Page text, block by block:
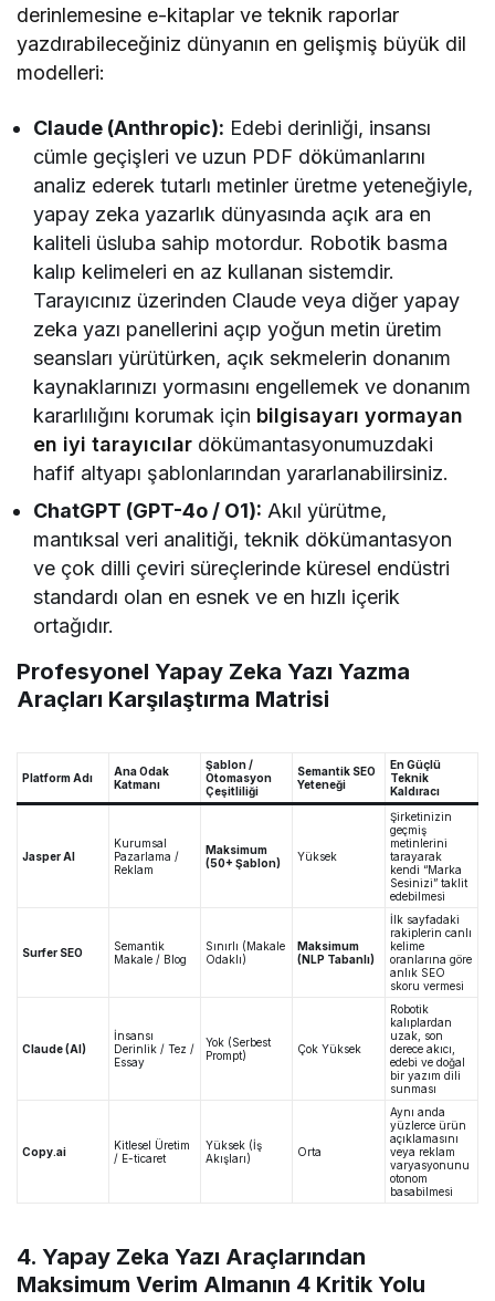
derinlemesine e-kitaplar ve teknik raporlar
yazdırabileceğiniz dünyanın en gelişmiş büyük dil
modelleri:
Claude (Anthropic): Edebi derinliği, insansı
cümle geçişleri ve uzun PDF dökümanlarını
analiz ederek tutarlı metinler üretme yeteneğiyle,
yapay zeka yazarlık dünyasında açık ara en
kaliteli üsluba sahip motordur. Robotik basma
kalıp kelimeleri en az kullanan sistemdir.
Tarayıcınız üzerinden Claude veya diğer yapay
zeka yazı panellerini açıp yoğun metin üretim
seansları yürütürken, açık sekmelerin donanım
kaynaklarınızı yormasını engellemek ve donanım
kararlılığını korumak için bilgisayarı yormayan
en iyi tarayıcılar dökümantasyonumuzdaki
hafif altyapı şablonlarından yararlanabilirsiniz.
ChatGPT (GPT-4o / O1): Akıl yürütme,
mantıksal veri analitiği, teknik dökümantasyon
ve çok dilli çeviri süreçlerinde küresel endüstri
standardı olan en esnek ve en hızlı içerik
ortağıdır.
Profesyonel Yapay Zeka Yazı Yazma
Araçları Karşılaştırma Matrisi
Platform Adı
Ana Odak
Katmanı
Şablon /
Otomasyon
Çeşitliliği
Semantik SEO
Yeteneği
En Güçlü
Teknik
Kaldıracı
Jasper AI
Kurumsal
Pazarlama /
Reklam
Maksimum
(50+ Şablon)
Yüksek
Şirketinizin
geçmiş
metinlerini
tarayarak
kendi “Marka
Sesinizi” taklit
edebilmesi
Surfer SEO
Semantik
Makale / Blog
Sınırlı (Makale
Odaklı)
Maksimum
(NLP Tabanlı)
İlk sayfadaki
rakiplerin canlı
kelime
oranlarına göre
anlık SEO
skoru vermesi
Claude (AI)
İnsansı
Derinlik / Tez /
Essay
Yok (Serbest
Prompt)
Çok Yüksek
Robotik
kalıplardan
uzak, son
derece akıcı,
edebi ve doğal
bir yazım dili
sunması
Copy.ai
Kitlesel Üretim
/ E-ticaret
Yüksek (İş
Akışları)
Orta
Aynı anda
yüzlerce ürün
açıklamasını
veya reklam
varyasyonunu
otonom
basabilmesi
4. Yapay Zeka Yazı Araçlarından
Maksimum Verim Almanın 4 Kritik Yolu